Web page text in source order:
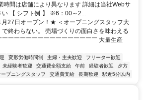
間は店舗により異なります 詳細は当社Webサ
【 シフト例 】 ※6：00～2...
27日オープン！★ ＜オープニングスタッフ大
終わらない。 売場づくりの面白さを味わえる
￣￣￣￣￣￣￣￣￣￣￣￣￣￣￣ 大量生産
変形労働時間制 主婦・主夫歓迎
フリーター歓迎
未経験者歓迎 交通費全額支給 午前 経験者歓迎
夕方
ープニングスタッフ 交通費支給 長期歓迎 駅近5分以内